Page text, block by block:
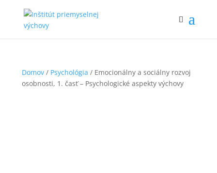
Domov/ Psychológia / Emocionálny a sociálny rozvoj
osobnosti, 1. časť – Psychologické aspekty výchovy